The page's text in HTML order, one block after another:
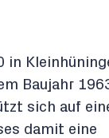
in
Baujahr
sich auf
damit eine